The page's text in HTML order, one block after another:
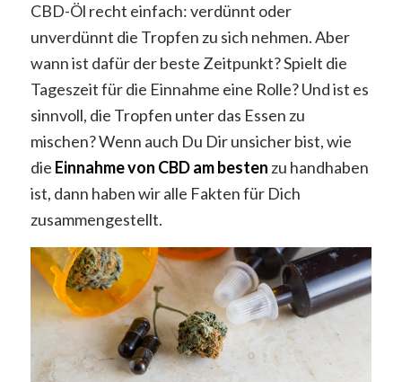
CBD-Öl recht einfach: verdünnt oder
unverdünnt die Tropfen zu sich nehmen. Aber
wann ist dafür der beste Zeitpunkt? Spielt die
Tageszeit für die Einnahme eine Rolle? Und ist es
sinnvoll, die Tropfen unter das Essen zu
mischen? Wenn auch Du Dir unsicher bist, wie
die Einnahme von CBD am besten zu handhaben
ist, dann haben wir alle Fakten für Dich
zusammengestellt.